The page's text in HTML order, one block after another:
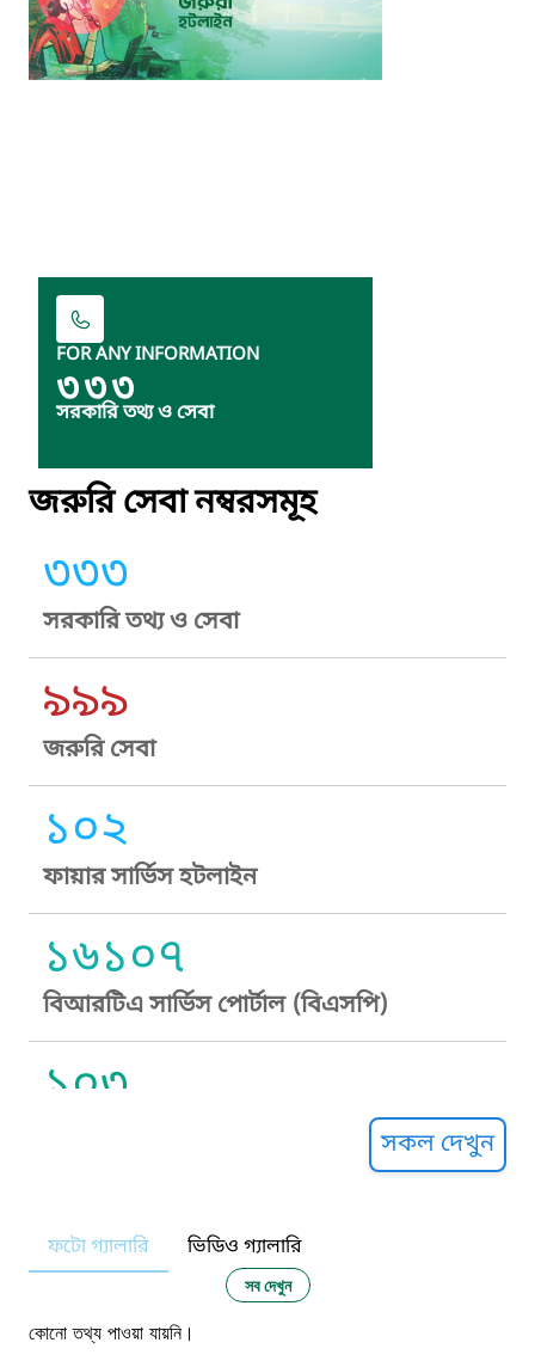
FOR ANY INFORMATION
৩৩৩
সরকারি তথ্য ও সেবা
জরুরি সেবা নম্বরসমূহ
৩৩৩
সরকারি তথ্য ও সেবা
৯৯৯
জরুরি সেবা
১০২
ফায়ার সার্ভিস হটলাইন
১৬১০৭
বিআরটিএ সার্ভিস পোর্টাল (বিএসপি)
১০৩
নারী ও শিশু নির্যাতন প্রতিরোধ
১০৬
সকল দেখুন
ফটো গ্যালারি ভিডিও গ্যালারি
সব দেখুন
কোনো তথ্য পাওয়া যায়নি।